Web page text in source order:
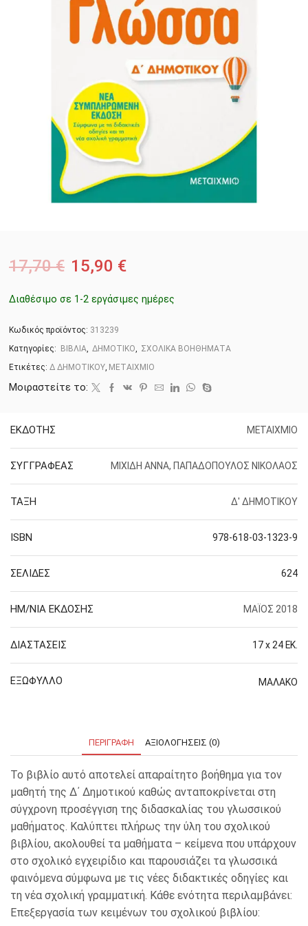
17,70€ 15,90 €
Διαθέσιμο σε 1-2 εργάσιμες ημέρες
Κωδικός προϊόντος: 313239
Κατηγορίες:
ΒΙΒΛΙΑ, ΔΗΜΟΤΙΚΟ, ΣΧΟΛΙΚΑ ΒΟΗΘΗΜΑΤΑ
Ετικέτες: Δ ΔΗΜΟΤΙΚΟΥ, ΜΕΤΑΙΧΜΙΟ
Μοιραστείτε το:
ΕΚΔΟΤΗΣ ΜΕΤΑΙΧΜΙΟ
ΣΥΓΓΡΑΦΕΑΣ ΜΙΧΙΔΗ ΑΝΝΑ, ΠΑΠΑΔΟΠΟΥΛΟΣ ΝΙΚΟΛΑΟΣ
ΤΑΞΗ Δ' ΔΗΜΟΤΙΚΟΥ
ISBN 978-618-03-1323-9
ΣΕΛΙΔΕΣ 624
ΗΜ/ΝΙΑ ΕΚΔΟΣΗΣ ΜΑΪΟΣ 2018
ΔΙΑΣΤΑΣΕΙΣ 17 x 24 ΕΚ.
ΕΞΩΦΥΛΛΟ ΜΑΛΑΚΟ
ΠΕΡΙΓΡΑΦΉ ΑΞΙΟΛΟΓΉΣΕΙΣ (0)
Το βιβλίο αυτό αποτελεί απαραίτητο βοήθημα για τον
μαθητή της Δ΄ Δημοτικού καθώς ανταποκρίνεται στη
σύγχρονη προσέγγιση της διδασκαλίας του γλωσσικού
μαθήματος. Καλύπτει πλήρως την ύλη του σχολικού
βιβλίου, ακολουθεί τα μαθήματα – κείμενα που υπάρχουν
στο σχολικό εγχειρίδιο και παρουσιάζει τα γλωσσικά
φαινόμενα σύμφωνα με τις νέες διδακτικές οδηγίες και
τη νέα σχολική γραμματική. Κάθε ενότητα περιλαμβάνει:
Επεξεργασία των κειμένων του σχολικού βιβλίου: